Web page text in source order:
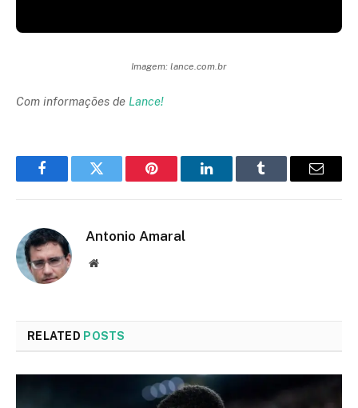
Imagem: lance.com.br
Com informações de Lance!
FacebookTwitter Pinterest LinkedInTumblr Email
Antonio Amaral
Website
RELATED POSTS